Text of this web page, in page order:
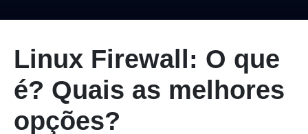
Linux Firewall: O que
é? Quais as melhores
opções?